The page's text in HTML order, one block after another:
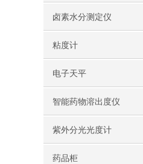
卤素水分测定仪
粘度计
电子天平
智能药物溶出度仪
紫外分光光度计
药品柜